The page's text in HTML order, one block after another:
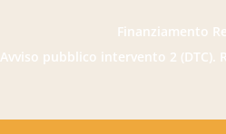
Finanziamento
Avviso pubblico intervento 2